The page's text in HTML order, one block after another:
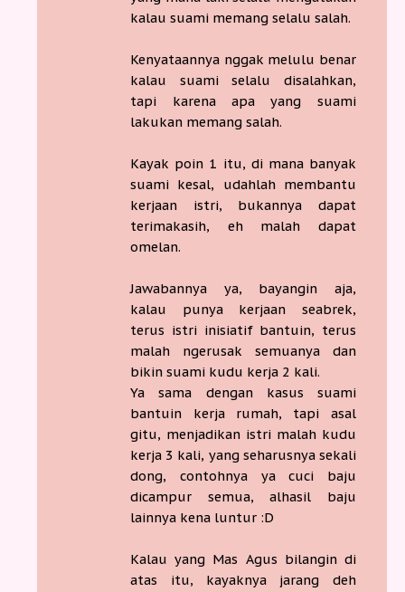
kalau suami memang selalu salah.
Kenyataannya nggak melulu benar
kalau suami selalu disalahkan,
tapi karena apa yang suami
lakukan memang salah.
Kayak poin 1 itu, di mana banyak
suami kesal, udahlah membantu
kerjaan istri, bukannya dapat
terimakasih, eh malah dapat
omelan.
Jawabannya ya, bayangin aja,
kalau punya kerjaan seabrek,
terus istri inisiatif bantuin, terus
malah ngerusak semuanya dan
bikin suami kudu kerja 2 kali.
Ya sama dengan kasus suami
bantuin kerja rumah, tapi asal
gitu, menjadikan istri malah kudu
kerja 3 kali, yang seharusnya sekali
dong, contohnya ya cuci baju
dicampur semua, alhasil baju
lainnya kena luntur :D
Kalau yang Mas Agus bilangin di
atas itu, kayaknya jarang deh